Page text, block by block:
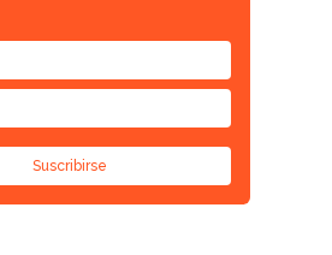
Suscribirse